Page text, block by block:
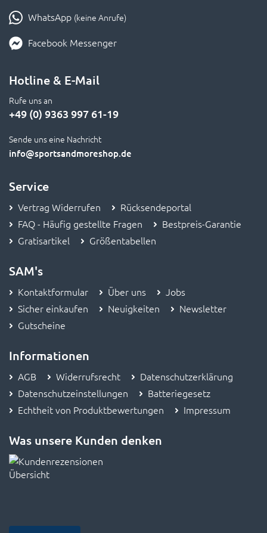
WhatsApp (keine Anrufe)
Facebook Messenger
Hotline & E-Mail
Rufe uns an
+49 (0) 9363 997 61-19
Sende uns eine Nachricht
info@sportsandmoreshop.de
Service
Vertrag Widerrufen
Rücksendeportal
FAQ - Häufig gestellte Fragen
Bestpreis-Garantie
Gratisartikel
Größentabellen
SAM's
Kontaktformular Über uns
Jobs
Sicher einkaufen
Neuigkeiten
Newsletter
Gutscheine
Informationen
AGB Widerrufsrecht
Datenschutzerklärung
Datenschutzeinstellungen
Batteriegesetz
Echtheit von Produktbewertungen
Impressum
Was unsere Kunden denken